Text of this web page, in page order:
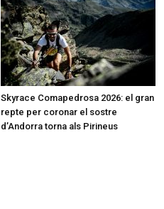
Skyrace Comapedrosa 2026: el gran
repte per coronar el sostre
d’Andorra torna als Pirineus